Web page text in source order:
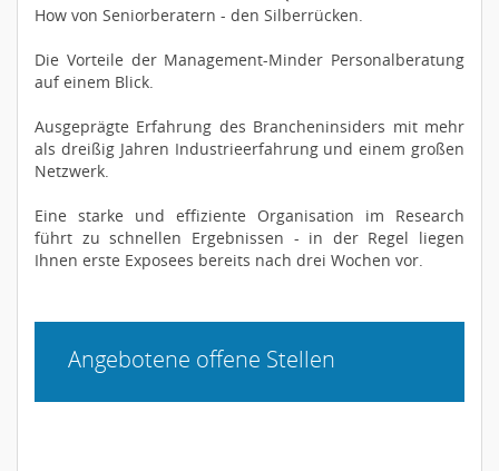
How von Seniorberatern - den Silberrücken.
Die Vorteile der Management-Minder Personalberatung
auf einem Blick.
Ausgeprägte Erfahrung des Brancheninsiders mit mehr
als dreißig Jahren Industrieerfahrung und einem großen
Netzwerk.
Eine starke und effiziente Organisation im Research
führt zu schnellen Ergebnissen - in der Regel liegen
Ihnen erste Exposees bereits nach drei Wochen vor.
Angebotene offene Stellen